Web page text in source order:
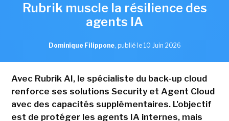
Rubrik muscle la résilience des
agents IA
Dominique Filippone, publié le 10 Juin 2026
Avec Rubrik AI, le spécialiste du back-up cloud
renforce ses solutions Security et Agent Cloud
avec des capacités supplémentaires. L'objectif
est de protéger les agents IA internes, mais